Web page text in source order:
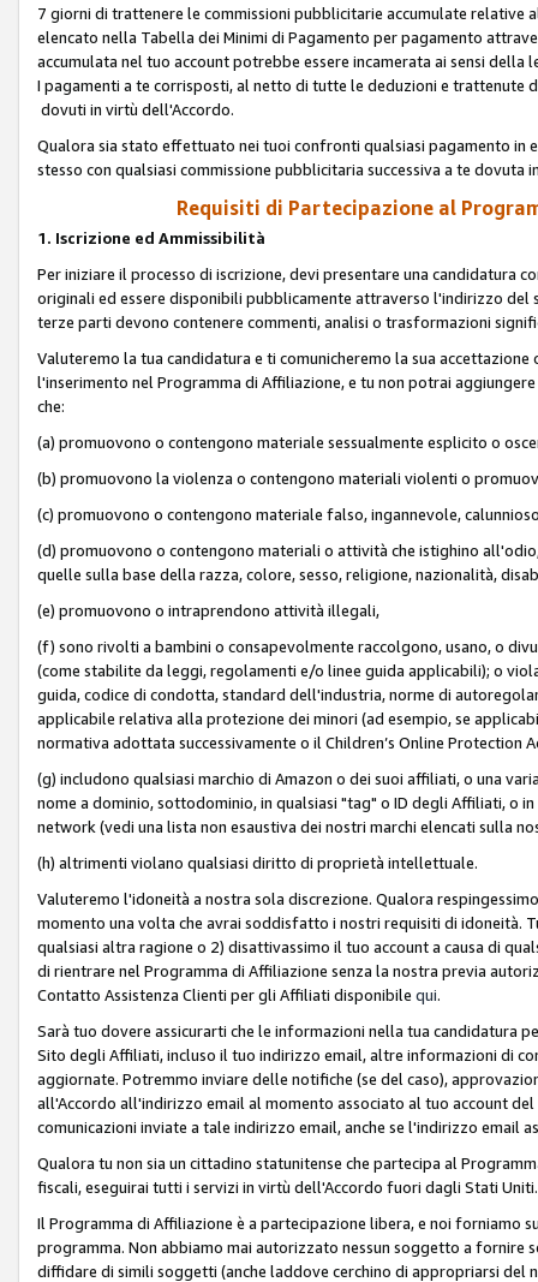
7 giorni di trattenere le commissioni pubblicitarie accumulate
elencato nella Tabella dei Minimi di Pagamento per pagamento
accumulata nel tuo account potrebbe essere incamerata ai sensi
I pagamenti a te corrisposti, al netto di tutte le deduzioni e trattenute
dovuti in virtù dell'Accordo.
Qualora sia stato effettuato nei tuoi confronti qualsiasi pagamento in
stesso con qualsiasi commissione pubblicitaria successiva a te dovuta
Requisiti di Partecipazione al
1. Iscrizione ed Ammissibilità
Per iniziare il processo di iscrizione, devi presentare una candidatura
originali ed essere disponibili pubblicamente attraverso l'indirizzo
terze parti devono contenere commenti, analisi o trasformazioni
Valuteremo la tua candidatura e ti comunicheremo la sua
l'inserimento nel Programma di Affiliazione, e tu non potrai
che:
(a) promuovono o contengono materiale sessualmente esplicito o
(b) promuovono la violenza o contengono materiali violenti o
(c) promuovono o contengono materiale falso, ingannevole,
(d) promuovono o contengono materiali o attività che istighino
quelle sulla base della razza, colore, sesso, religione, nazionalità,
(e) promuovono o intraprendono attività illegali,
(f) sono rivolti a bambini o consapevolmente raccolgono, usano, o
(come stabilite da leggi, regolamenti e/o linee guida applicabili); o
guida, codice di condotta, standard dell'industria, norme di
applicabile relativa alla protezione dei minori (ad esempio, se
normativa adottata successivamente o il Children’s Online Protection
(g) includono qualsiasi marchio di Amazon o dei suoi affiliati, o una
nome a dominio, sottodominio, in qualsiasi "tag" o ID degli Affiliati, o
network (vedi una lista non esaustiva dei nostri marchi elencati sulla
(h) altrimenti violano qualsiasi diritto di proprietà intellettuale.
Valuteremo l'idoneità a nostra sola discrezione. Qualora
momento una volta che avrai soddisfatto i nostri requisiti di idoneità.
qualsiasi altra ragione o 2) disattivassimo il tuo account a causa di
di rientrare nel Programma di Affiliazione senza la nostra previa
Contatto Assistenza Clienti per gli Affiliati disponibile qui.
Sarà tuo dovere assicurarti che le informazioni nella tua candidatura
Sito degli Affiliati, incluso il tuo indirizzo email, altre informazioni di
aggiornate. Potremmo inviare delle notifiche (se del caso),
all'Accordo all'indirizzo email al momento associato al tuo account
comunicazioni inviate a tale indirizzo email, anche se l'indirizzo email
Qualora tu non sia un cittadino statunitense che partecipa al
fiscali, eseguirai tutti i servizi in virtù dell'Accordo fuori dagli Stati
Il Programma di Affiliazione è a partecipazione libera, e noi forniamo
programma. Non abbiamo mai autorizzato nessun soggetto a fornire
diffidare di simili soggetti (anche laddove cerchino di appropriarsi